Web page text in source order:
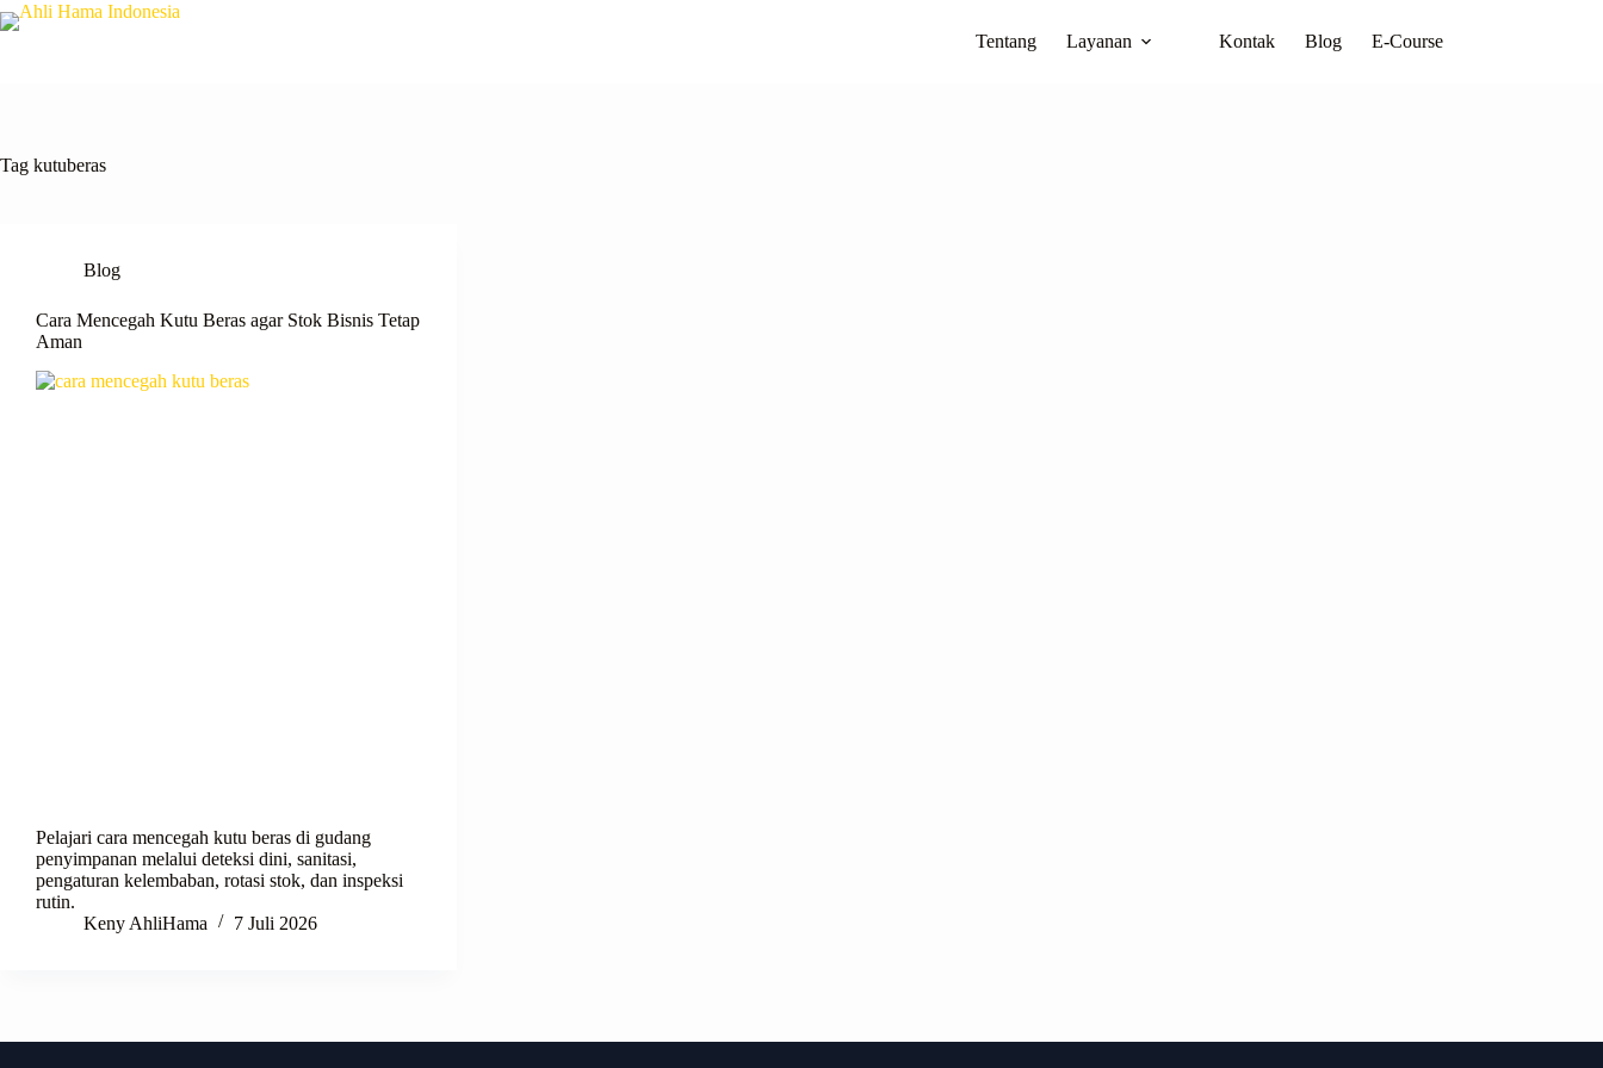
Tentang Layanan Kontak Blog E-Course
Tag kutuberas
Blog
Cara Mencegah Kutu Beras agar Stok Bisnis Tetap
Aman
Pelajari cara mencegah kutu beras di gudang
penyimpanan melalui deteksi dini, sanitasi,
pengaturan kelembaban, rotasi stok, dan inspeksi
rutin.
Keny AhliHama
7 Juli 2026